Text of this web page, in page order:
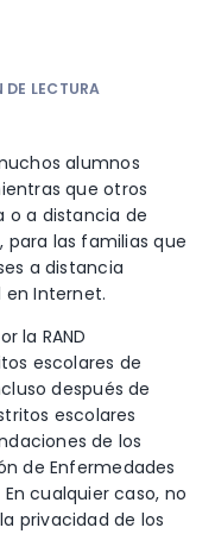
DE LECTURA
alumnos
que otros
o a distancia de
las familias que
a distancia
en Internet.
la RAND
escolares de
después de
escolares
de los
de Enfermedades
cualquier caso, no
privacidad de los